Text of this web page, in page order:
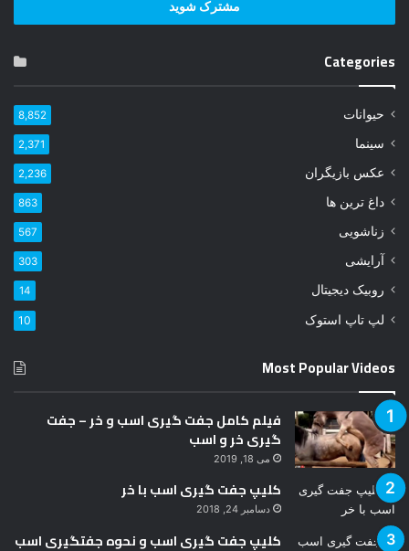
ا
م
ی
خ
و
ر
ا
ا
ر
ک
ن
Categories
حیوانات 8,852
سینما 2,371
عکس بازیگران 2,236
داغ ترین ها 863
زناشویی 567
آرایشی 303
روبیک دیجیتال 14
لپ تاپ استوک 10
Most Popular Videos
فیلم کامل جفت گیری اسب و خر – جفت
گیری خر و اسب
می 18, 2019
کلیپ جفت گیری اسب با خر
دسامبر 24, 2018
کلیپ جفت گیری اسب و نحوه جفتگیری اسب